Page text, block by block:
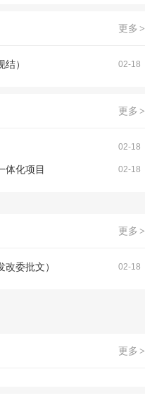
更多 >
02-18
）
更多 >
02-18
02-18
体化项目
更多 >
02-18
委批文）
更多 >